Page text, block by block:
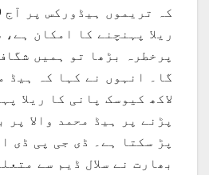
ریلا پہنچنے کا امکان
پرخطرہ بڑھا تو ہمیں
لاکھ کیوسک پانی کا ریلا
پڑنے پر ہیڈ محمد والا پر
پڑ سکتا ہے۔ ڈی جی پی ڈی
بھارت نے سلال ڈیم سے